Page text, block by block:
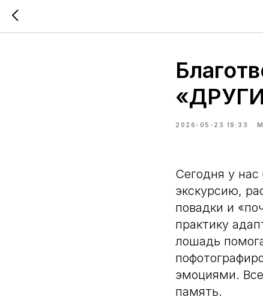
2026-05-23 19:33
Сегодня у
экскурсию,
повадки и
практику
лошадь
эмоциями.
память.